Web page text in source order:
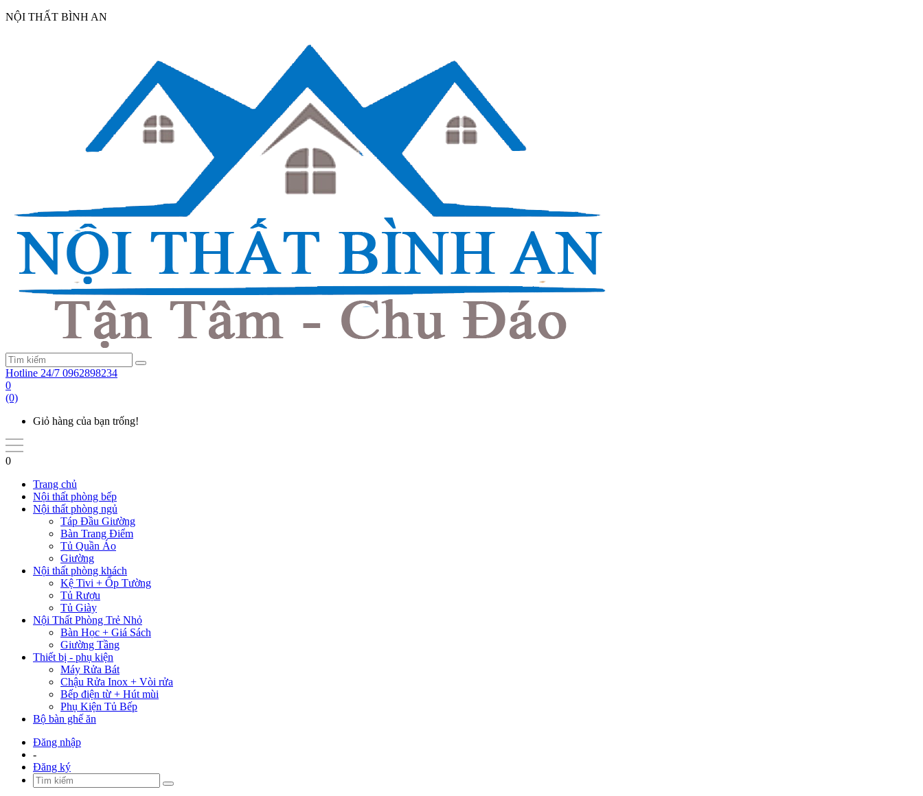
NỘI THẤT BÌNH AN
Hotline 24/7 0962898234
0
(0)
Giỏ hàng của bạn trống!
0
Trang chủ
Nội thất phòng bếp
Nội thất phòng ngủ
Táp Đầu Giường
Bàn Trang Điểm
Tủ Quần Áo
Giường
Nội thất phòng khách
Kệ Tivi + Ốp Tường
Tủ Rượu
Tủ Giày
Nội Thất Phòng Trẻ Nhỏ
Bàn Học + Giá Sách
Giường Tầng
Thiết bị - phụ kiện
Máy Rửa Bát
Chậu Rửa Inox + Vòi rửa
Bếp điện từ + Hút mùi
Phụ Kiện Tủ Bếp
Bộ bàn ghế ăn
Đăng nhập
-
Đăng ký